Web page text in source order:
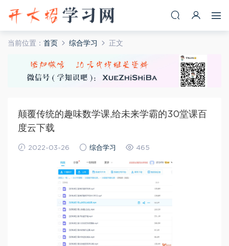
当前位置： 首页 综合学习 正文
颠覆传统的趣味数学课,给未来学霸的30堂课百
度云下载
2022-03-26 综合学习 465